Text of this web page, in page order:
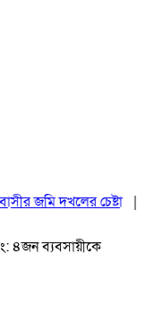
জমি দখলের চেষ্টা| ২০
৪জন ব্যবসায়ীকে